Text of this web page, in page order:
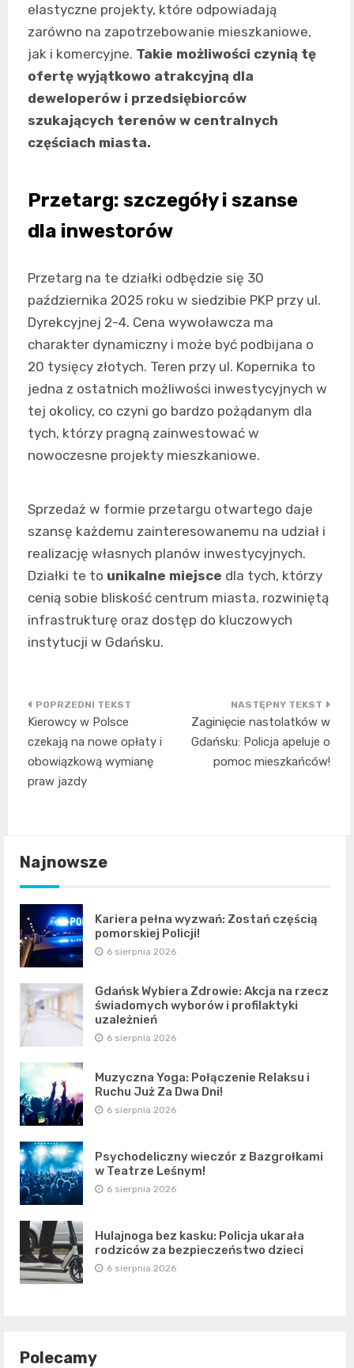
elastyczne projekty, które odpowiadają
zarówno na zapotrzebowanie mieszkaniowe,
jak i komercyjne. Takie możliwości czynią tę
ofertę wyjątkowo atrakcyjną dla
deweloperów i przedsiębiorców
szukających terenów w centralnych
częściach miasta.
Przetarg: szczegóły i szanse
dla inwestorów
Przetarg na te działki odbędzie się 30
października 2025 roku w siedzibie PKP przy ul.
Dyrekcyjnej 2-4. Cena wywoławcza ma
charakter dynamiczny i może być podbijana o
20 tysięcy złotych. Teren przy ul. Kopernika to
jedna z ostatnich możliwości inwestycyjnych w
tej okolicy, co czyni go bardzo pożądanym dla
tych, którzy pragną zainwestować w
nowoczesne projekty mieszkaniowe.
Sprzedaż w formie przetargu otwartego daje
szansę każdemu zainteresowanemu na udział i
realizację własnych planów inwestycyjnych.
Działki te to unikalne miejsce dla tych, którzy
cenią sobie bliskość centrum miasta, rozwiniętą
infrastrukturę oraz dostęp do kluczowych
instytucji w Gdańsku.
Nawigacja
wpisu
Kierowcy w Polsce
czekają na nowe opłaty i
obowiązkową wymianę
praw jazdy
Zaginięcie nastolatków w
Gdańsku: Policja apeluje o
pomoc mieszkańców!
Najnowsze
Kariera pełna wyzwań: Zostań częścią
pomorskiej Policji!
6 sierpnia 2026
Gdańsk Wybiera Zdrowie: Akcja na rzecz
świadomych wyborów i profilaktyki
uzależnień
6 sierpnia 2026
Muzyczna Yoga: Połączenie Relaksu i
Ruchu Już Za Dwa Dni!
6 sierpnia 2026
Psychodeliczny wieczór z Bazgrołkami
w Teatrze Leśnym!
6 sierpnia 2026
Hulajnoga bez kasku: Policja ukarała
rodziców za bezpieczeństwo dzieci
6 sierpnia 2026
Polecamy